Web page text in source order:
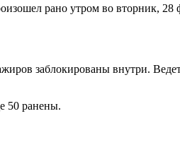
рано утром во вторник, 28
заблокированы внутри.
50 ранены.